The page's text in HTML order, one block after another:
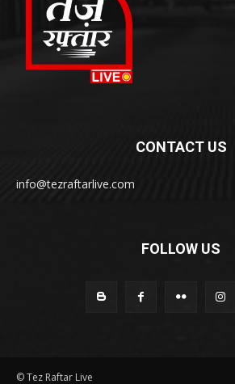
CONTACT US
info@tezraftarlive.com
FOLLOW US
© Tez Raftar Live